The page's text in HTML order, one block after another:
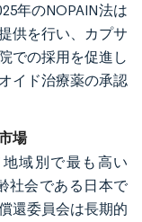
年のNOPAIN法は
供を行い、カプサ
での採用を促進し
イド治療薬の承認
場
域別で最も高い
社会である日本で
還委員会は長期的